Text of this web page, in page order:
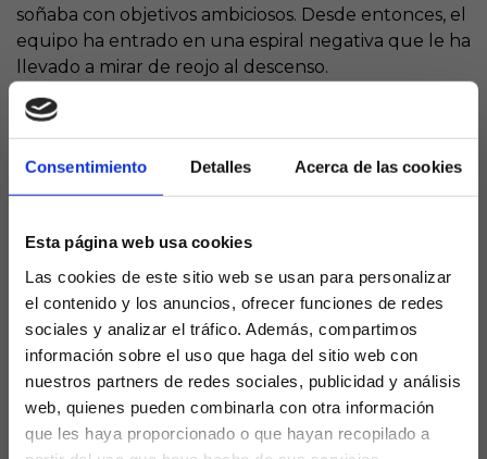
Consentimiento Detalles Acerca de las cookies
Esta página web usa cookies
Las cookies de este sitio web se usan para personalizar
el contenido y los anuncios, ofrecer funciones de redes
sociales y analizar el tráfico. Además, compartimos
información sobre el uso que haga del sitio web con
nuestros partners de redes sociales, publicidad y análisis
web, quienes pueden combinarla con otra información
que les haya proporcionado o que hayan recopilado a
soñaba con objetivos ambiciosos. Desde entonces, el
equipo ha entrado en una espiral negativa que le ha
llevado a mirar de reojo al descenso.
La transformación ha sido radical. De un bloque
sólido, competitivo y con confianza, a un equipo sin
respuestas, superado en muchos tramos de los
especialmente cruel para los de Manolo González,
que no logran encontrar la fórmula para frenar la
sangría de resultados.
Los números son contundentes. De no ser por el
brillante inicio de temporada, el Espanyol sería,
atendiendo únicamente a los registros de la
segunda vuelta, el equipo con peor puntuación del
campeonato. Una estadística que refleja con